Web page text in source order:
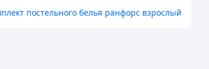
постельного белья ранфорс взрослый